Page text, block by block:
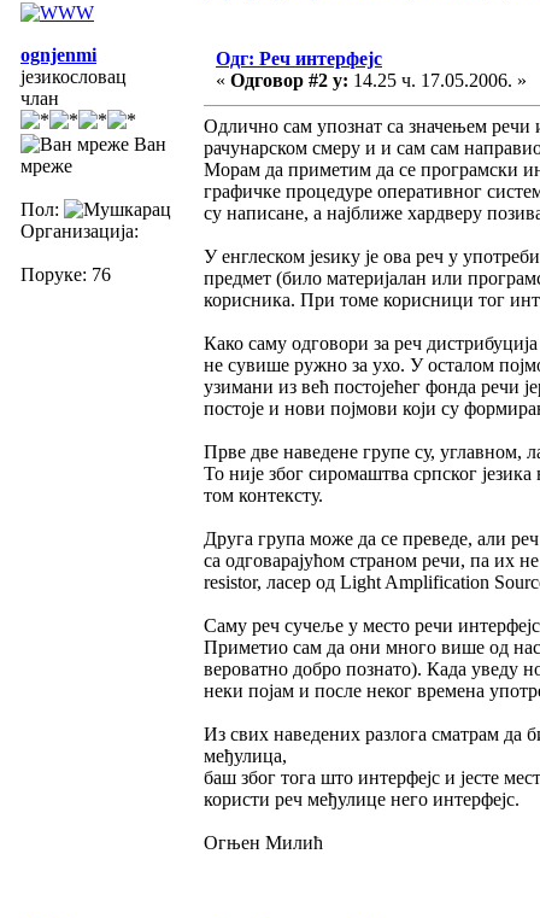
ognjenmi
језикословац
члан
Ван
мреже
Пол:
Организација:
Поруке: 76
Одг: Реч интерфејс
« Одговор #2 у: 14.25 ч. 17.05.2006. »
Одлично сам упознат са значењем речи
рачунарском смеру и и сам сам
Морам да приметим да се програмски
графичке процедуре оперативног
су написане, а најближе хардверу
У енглеском јеѕику је ова реч у
предмет (било материјалан или
корисника. При томе корисници тог
Како саму одговори за реч
не сувише ружно за ухо. У осталом
узимани из већ постојећег фонда речи
постоје и нови појмови који су
Прве две наведене групе су, углавном,
То није због сиромаштва српског
том контексту.
Друга група може да се преведе, али
са одговарајућом страном речи, па их
resistor, ласер од Light Amplification
Саму реч сучеље у место речи
Приметио сам да они много више од нас
вероватно добро познато). Када уведу
неки појам и после неког времена
Из свих наведених разлога сматрам да
међулица,
баш због тога што интерфејс и јесте
користи реч међулице него интерфејс.
Огњен Милић